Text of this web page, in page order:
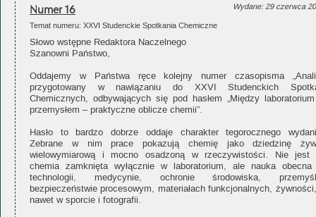
Numer 16
Wydane: 29 czerwca
Temat numeru: XXVI Studenckie Spotkania Chemiczne
Słowo wstępne Redaktora Naczelnego
Szanowni Państwo,
Oddajemy w Państwa ręce kolejny numer czasopisma
przygotowany w nawiązaniu do XXVI Studenckich
Chemicznych, odbywających się pod hasłem „Między
przemysłem – praktyczne oblicze chemii”.
Hasło to bardzo dobrze oddaje charakter tegorocznego
Zebrane w nim prace pokazują chemię jako dziedzinę
wielowymiarową i mocno osadzoną w rzeczywistości. Nie jest
chemia zamknięta wyłącznie w laboratorium, ale nauka
technologii, medycynie, ochronie środowiska,
bezpieczeństwie procesowym, materiałach funkcjonalnych,
nawet w sporcie i fotografii.